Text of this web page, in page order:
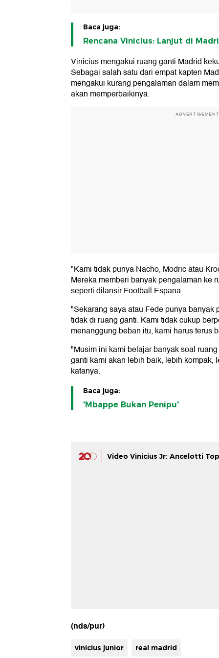
Baca juga:
Rencana Vinicius: Lanjut di
Vinicius mengakui ruang ganti Madrid
Sebagai salah satu dari empat kapten
mengakui kurang pengalaman dalam
akan memperbaikinya.
ADVERTISEMENT
"Kami tidak punya Nacho, Modric atau
Mereka memberi banyak pengalaman ke
seperti dilansir Football Espana.
"Sekarang saya atau Fede punya banyak
tidak di ruang ganti. Kami tidak cukup
menanggung beban itu, kami harus terus
"Musim ini kami belajar banyak soal
ganti kami akan lebih baik, lebih kompak,
katanya.
Baca juga:
'Mbappe Bukan Penipu'
Video Vinicius Jr: Ancelotti
(nds/pur)
vinicius junior real madrid